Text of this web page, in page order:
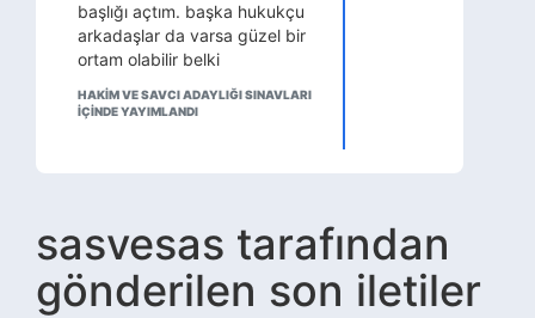
başlığı açtım. başka hukukçu
arkadaşlar da varsa güzel bir
ortam olabilir belki
HAKİM VE SAVCI ADAYLIĞI SINAVLARI
IÇINDE YAYIMLANDI
sasvesas tarafından
gönderilen son iletiler